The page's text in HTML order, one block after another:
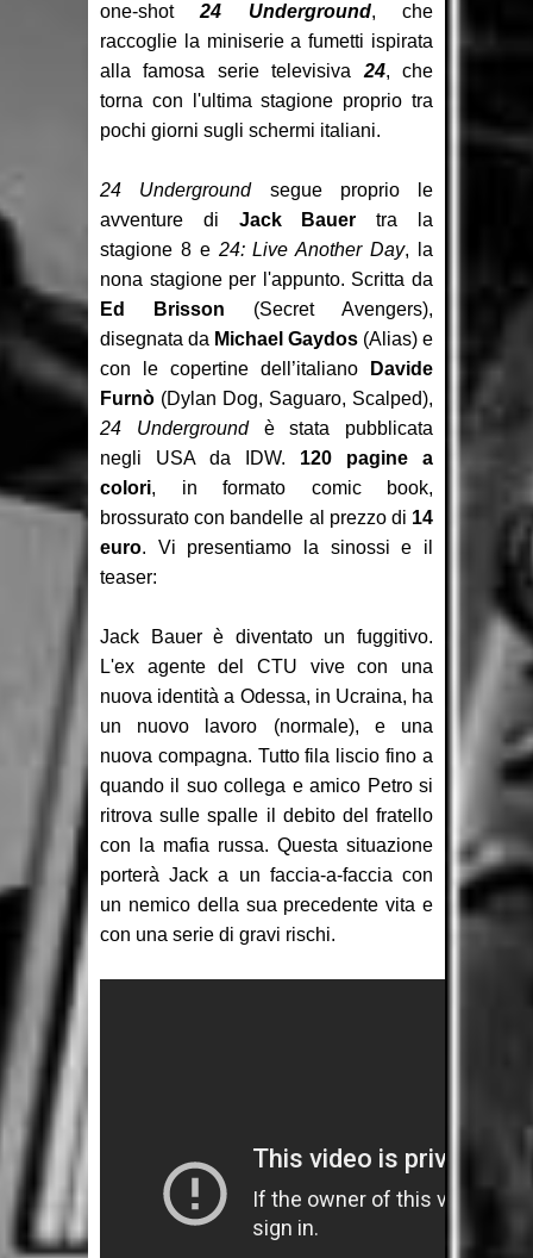
one-shot24 Underground, che
raccoglie la miniserie a fumetti ispirata
alla famosa serie televisiva24, che
torna con l'ultima stagione proprio tra
pochi giorni sugli schermi italiani.
24 Underground segue proprio le
avventure di Jack Bauer tra la
stagione 8 e 24: Live Another Day, la
nona stagione per l'appunto. Scritta da
Ed Brisson (Secret Avengers),
disegnata da Michael Gaydos (Alias) e
con le copertine dell’italiano
Davide
Furnò (Dylan Dog, Saguaro, Scalped),
24 Undergroundè stata pubblicata
negli USA da IDW. 120 pagine a
colori, in formato comic book,
brossurato con bandelle al prezzo di 14
euro. Vi presentiamo la sinossi e il
teaser:
Jack Bauer è diventato un fuggitivo.
L'ex agente del CTU vive con una
nuova identità a Odessa, in Ucraina, ha
un nuovo lavoro (normale), e una
nuova compagna. Tutto fila liscio fino a
quando il suo collega e amico Petro si
ritrova sulle spalle il debito del fratello
con la mafia russa. Questa situazione
porterà Jack a un faccia-a-faccia con
un nemico della sua precedente vita e
con una serie di gravi rischi.